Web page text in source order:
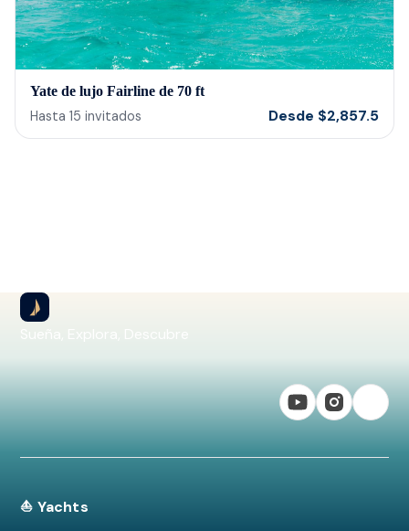
Yate de lujo Fairline de 70 ft
Hasta 15 invitados Desde $2,857.5
⛵ Yachts